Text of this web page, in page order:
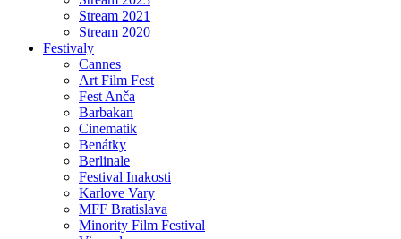
Stream 2021
Stream 2020
Festivaly
Cannes
Art Film Fest
Fest Anča
Barbakan
Cinematik
Benátky
Berlinale
Festival Inakosti
Karlove Vary
MFF Bratislava
Minority Film Festival